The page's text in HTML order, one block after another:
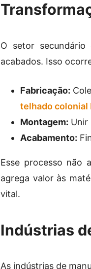
O setor
acabados. Isso
Fabricação:
telhado colonial
Montagem: Unir
Acabamento:
Esse processo não
agrega valor às
vital.
Indústrias
As indústrias de